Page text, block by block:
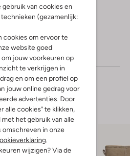
van cookies en
(gezamenlijk:
cookies om ervoor te
website goed
jouw voorkeuren op
te verkrijgen in
en om een profiel op
jouw online gedrag voor
advertenties. Door
alle cookies" te klikken,
met het gebruik van alle
omschreven in onze
wijzigen? Via de